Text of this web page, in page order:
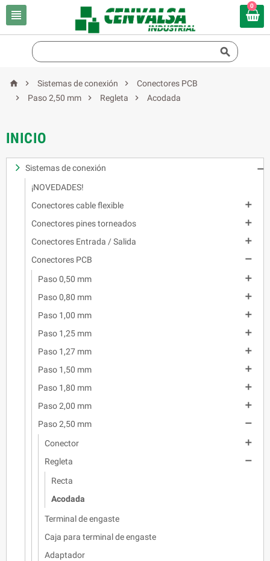

0

  Sistemas de conexión 
Conectores PCB

Paso 2,50 mm  Regleta  Acodada
INICIO
Sistemas de conexión

¡NOVEDADES!
Conectores cable flexible

Conectores pines torneados

Conectores Entrada / Salida

Conectores PCB

Paso 0,50 mm

Paso 0,80 mm

Paso 1,00 mm

Paso 1,25 mm

Paso 1,27 mm

Paso 1,50 mm

Paso 1,80 mm

Paso 2,00 mm

Paso 2,50 mm

Conector

Regleta

Recta
Acodada
Terminal de engaste
Caja para terminal de engaste
Adaptador